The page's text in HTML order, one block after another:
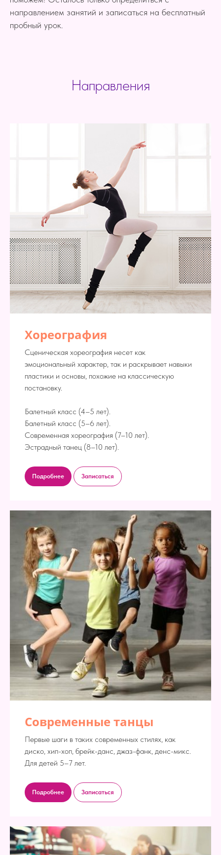
направлением занятий и записаться на бесплатный
пробный урок.
Направления
Хореография
Cценическая хореография несет как
эмоциональный характер, так и раскрывает навыки
пластики и основы, похожие на классическую
постановку.
Балетный класс (4–5 лет).
Балетный класс (5–6 лет).
Современная хореография (7–10 лет).
Эстрадный танец (8–10 лет).
Подробнее Записаться
Современные танцы
Первые шаги в таких современных стилях, как
диско, хип-хоп, брейк-данс, джаз-фанк, денс-микс.
Для детей 5–7 лет.
Подробнее Записаться